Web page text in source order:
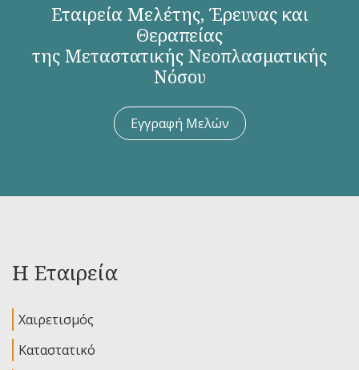
Εταιρεία Μελέτης, Έρευνας και
Θεραπείας
της Μεταστατικής Νεοπλασματικής
Νόσου
Εγγραφή Μελών
Η Εταιρεία
Χαιρετισμός
Καταστατικό